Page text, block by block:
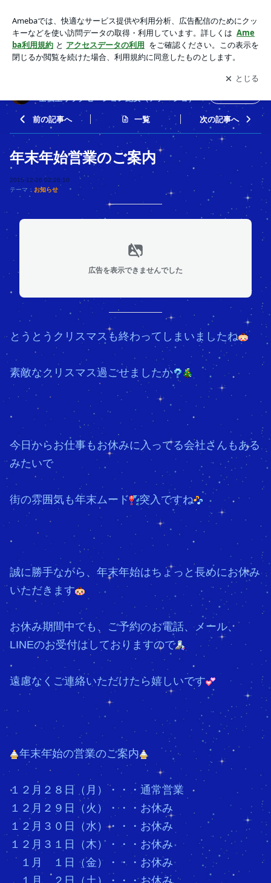
専用完全個室リラクゼーション艶女（アデージョ）
アプリをダウンロードして ブログの更新通知
を受け取りまし
ょう。
開く
全個室リラクゼーション艶女（アデージョ）
前の記事へ 一覧 次の記事へ
年末年始営業のご案内
2015-12-26 02:26:10
テーマ： お知らせ
広告を表示できませんでした
とうとうクリスマスも終わってしまいましたね
素敵なクリスマス過ごせましたか
今日からお仕事もお休みに入ってる会社さんもある
みたいで
街の雰囲気も年末ムード 突入ですね
誠に勝手ながら、年末年始はちょっと長めにお休み
いただきます
お休み期間中でも、ご予約のお電話、メール、
LINEのお受付はしておりますので
遠慮なくご連絡いただけたら嬉しいです
年末年始の営業のご案内
１２月２８日（月）・・・通常営業
１２月２９日（火）・・・お休み
１２月３０日（水）・・・お休み
１２月３１日（木）・・・お休み
１月 １日（金）・・・お休み
１月 ２日（土）・・・お休み